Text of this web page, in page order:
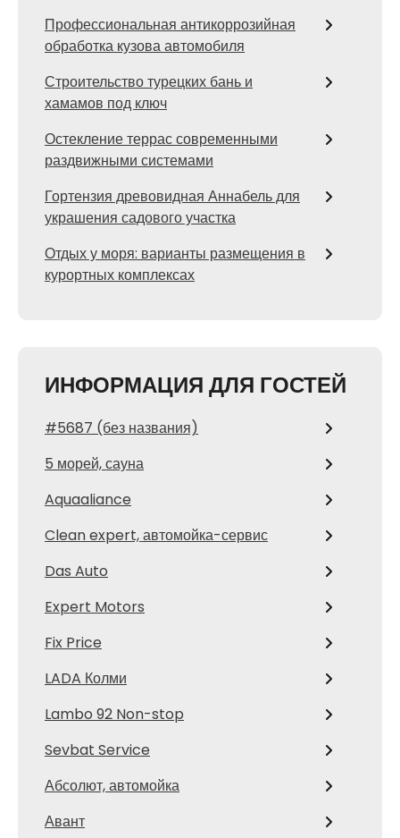
Профессиональная антикоррозийная
обработка кузова автомобиля
Строительство турецких бань и
хамамов под ключ
Остекление террас современными
раздвижными системами
Гортензия древовидная Аннабель для
украшения садового участка
Отдых у моря: варианты размещения в
курортных комплексах
ИНФОРМАЦИЯ ДЛЯ ГОСТЕЙ
#5687 (без названия)
5 морей, сауна
Aquaaliance
Clean expert, автомойка-сервис
Das Auto
Expert Motors
Fix Price
LADA Колми
Lambo 92 Non-stop
Sevbat Service
Абсолют, автомойка
Авант